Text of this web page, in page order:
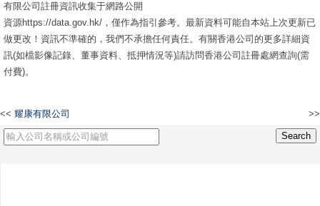
有限公司註冊資訊收集于網路公開
資源https://data.gov.hk/，僅作為指引參考。最新資料可能自本站上次更新已
做更改！資訊不準確的，我們不承擔任何責任。有關香港公司的更多詳細資
訊(如檔影像記錄、董事資料、抵押情況等)請訪問香港公司註冊處網查詢(需
付費)。
<< 耀康有限公司 >>